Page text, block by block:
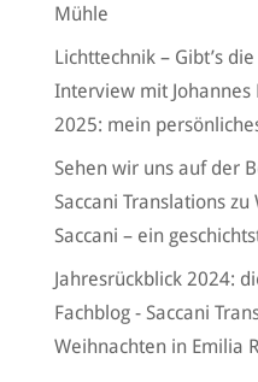
Mühle
Lichttechnik – Gibt’s
Interview mit Johannes
2025: mein
Sehen wir uns auf der
Saccani Translationszu
Saccani – ein
Jahresrückblick 2024:
Fachblog - Saccani
Weihnachten in Emilia